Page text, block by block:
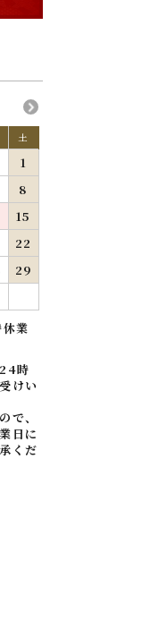
土
1
8
15
22
29
業
時
けい
で、
日に
くだ